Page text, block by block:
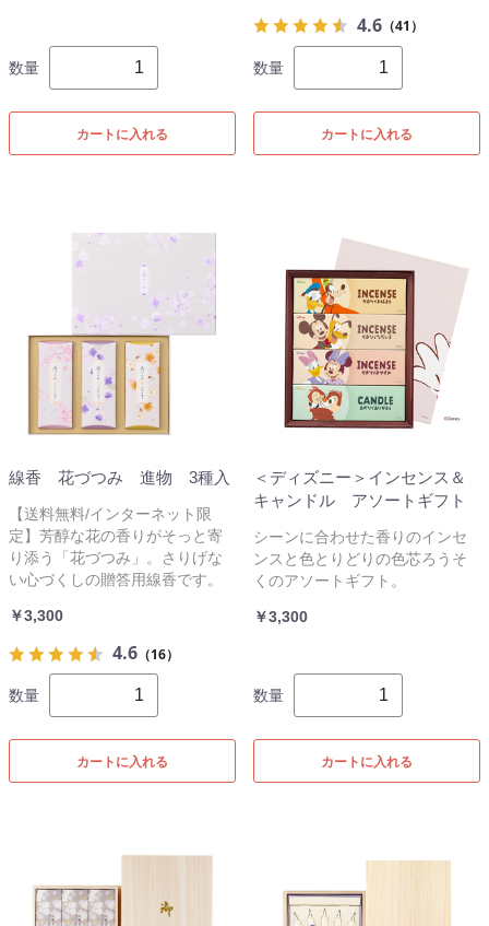
数量
カートに入れる
4.6 （41）
数量
カートに入れる
線香 花づつみ 進物 3種入
【送料無料/インターネット限
定】芳醇な花の香りがそっと寄
り添う「花づつみ」。さりげな
い心づくしの贈答用線香です。
￥3,300
4.6 （16）
数量
カートに入れる
＜ディズニー＞インセンス＆
キャンドル アソートギフト
シーンに合わせた香りのインセ
ンスと色とりどりの色芯ろうそ
くのアソートギフト。
￥3,300
数量
カートに入れる